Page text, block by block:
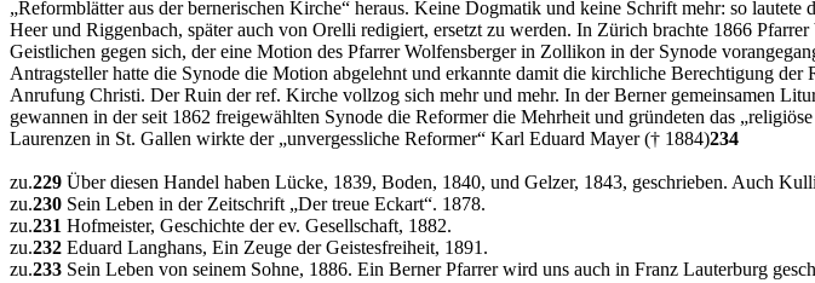
„Reformblätter aus der bernerischen Kirche“ heraus. Keine Dogmatik und keine Schrift mehr: so
Heer und Riggenbach, später auch von Orelli redigiert, ersetzt zu werden. In Zürich brachte 1866
Geistlichen gegen sich, der eine Motion des Pfarrer Wolfensberger in Zollikon in der Synode
Antragsteller hatte die Synode die Motion abgelehnt und erkannte damit die kirchliche Berechtigung
Anrufung Christi. Der Ruin der ref. Kirche vollzog sich mehr und mehr. In der Berner gemeinsamen
gewannen in der seit 1862 freigewählten Synode die Reformer die Mehrheit und gründeten das
Laurenzen in St. Gallen wirkte der „unvergessliche Reformer“ Karl Eduard Mayer († 1884)234
zu.229 Über diesen Handel haben Lücke, 1839, Boden, 1840, und Gelzer, 1843, geschrieben. Auch
zu.230 Sein Leben in der Zeitschrift „Der treue Eckart“. 1878.
zu.231 Hofmeister, Geschichte der ev. Gesellschaft, 1882.
zu.232 Eduard Langhans, Ein Zeuge der Geistesfreiheit, 1891.
zu.233 Sein Leben von seinem Sohne, 1886. Ein Berner Pfarrer wird uns auch in Franz Lauterburg